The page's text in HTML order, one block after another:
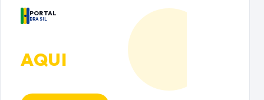
PORTAL
BRASIL
AQUI